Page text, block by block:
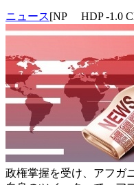
ニュース[NP HDP -1.0
政権掌握を受け、アフガ